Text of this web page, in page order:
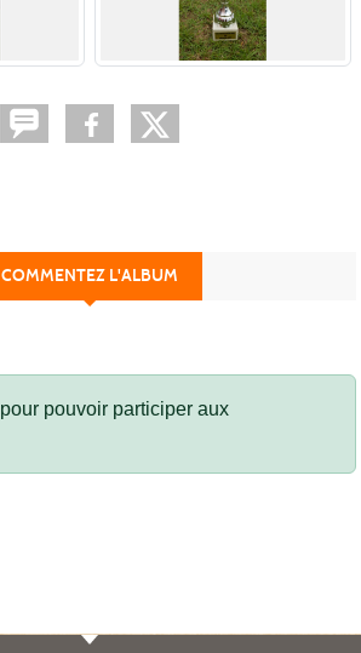
COMMENTEZ L'ALBUM
pour pouvoir participer aux